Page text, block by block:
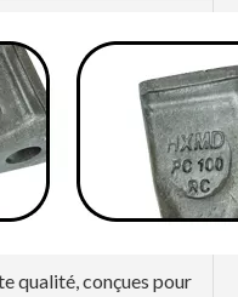
qualité, conçues pour